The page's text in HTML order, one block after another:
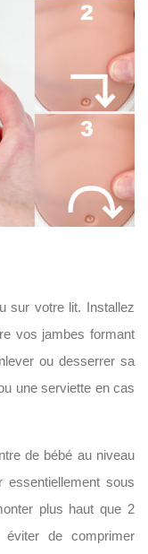
sur votre lit. Installez
vos jambes formant
ou desserrer sa
une serviette en cas
de bébé au niveau
sous
plus haut que 2
de comprimer